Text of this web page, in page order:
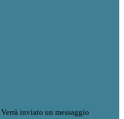
Verrà inviato un messaggio